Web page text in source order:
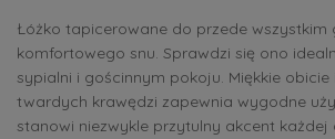
Łóżko tapicerowane do przede wszystkim
komfortowego snu. Sprawdzi się ono
sypialni i gościnnym pokoju. Miękkie
twardych krawędzi zapewnia wygodne
stanowi niezwykle przytulny akcent każdej